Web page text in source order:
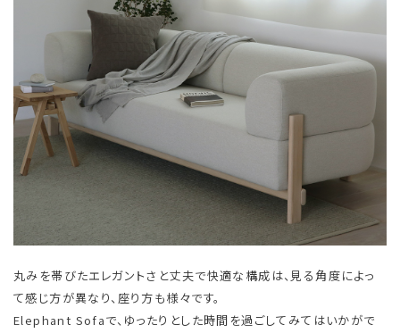
丸みを帯びたエレガントさと丈夫で快適な構成は、見る角度によっ
て感じ方が異なり、座り方も様々です。
Elephant Sofaで、ゆったりとした時間を過ごしてみてはいかがで